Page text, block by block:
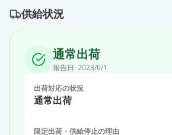
供給状況
通常出荷
報告日: 2023/6/1
出荷対応の状況
通常出荷
限定出荷・供給停止の理由